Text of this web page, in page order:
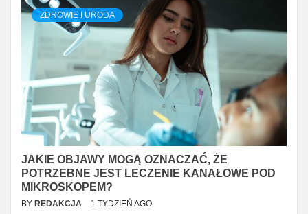
ZDROWIE I URODA
JAKIE OBJAWY MOGĄ OZNACZAĆ, ŻE
POTRZEBNE JEST LECZENIE KANAŁOWE POD
MIKROSKOPEM?
BY REDAKCJA 1 TYDZIEŃ AGO